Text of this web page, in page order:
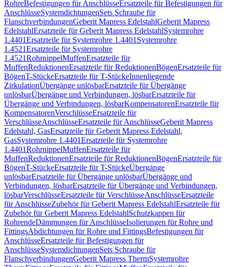
RohreBefestigungen für AnschlüsseErsatzteile für Befestigungen für
AnschlüsseSystemdichtungenSets Schraube für
FlanschverbindungenGeberit Mapress EdelstahlGeberit Mapress
EdelstahlErsatzteile für Geberit Mapress EdelstahlSystemrohre
1.4401Ersatzteile für Systemrohre 1.4401 Systemrohre
1.4521Ersatzteile für Systemrohre
1.4521RohrnippelMuffenErsatzteile für
MuffenReduktionenErsatzteile für ReduktionenBögenErsatzteile für
BögenT-StückeErsatzteile für T-StückeInnenliegende
ZirkulationÜbergänge unlösbarErsatzteile für Übergänge
unlösbarÜbergänge und Verbindungen, lösbarErsatzteile für
Übergänge und Verbindungen, lösbarKompensatorenErsatzteile für
KompensatorenVerschlüsseErsatzteile für
VerschlüsseAnschlüsseErsatzteile für AnschlüsseGeberit Mapress
Edelstahl, GasErsatzteile für Geberit Mapress Edelstahl,
GasSystemrohre 1.4401Ersatzteile für Systemrohre
1.4401RohrnippelMuffenErsatzteile für
MuffenReduktionenErsatzteile für ReduktionenBögenErsatzteile für
BögenT-StückeErsatzteile für T-StückeÜbergänge
unlösbarErsatzteile für Übergänge unlösbarÜbergänge und
Verbindungen, lösbarErsatzteile für Übergänge und Verbindungen,
lösbarVerschlüsseErsatzteile für VerschlüsseAnschlüsseErsatzteile
für AnschlüsseZubehör für Geberit Mapress EdelstahlErsatzteile für
Zubehör für Geberit Mapress EdelstahlSchutzkappen für
RohrendeDämmungen für AnschlüsseIsolierungen für Rohre und
FittingsAbdichtungen für Rohre und FittingsBefestigungen für
AnschlüsseErsatzteile für Befestigungen für
AnschlüsseSystemdichtungenSets Schraube für
FlanschverbindungenGeberit Mapress ThermSystemrohre